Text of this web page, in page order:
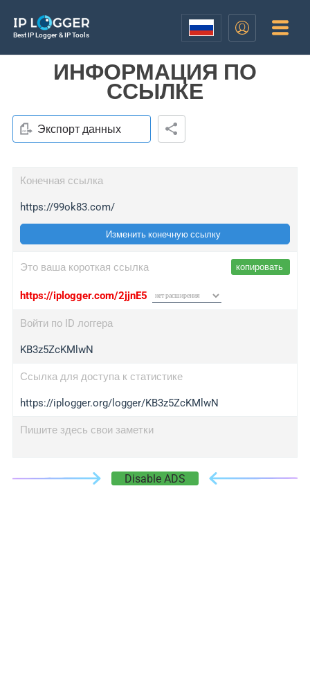
Best IP Logger & IP Tools
ИНФОРМАЦИЯ ПО
ССЫЛКЕ
Экспорт данных
Конечная ссылка
https://99ok83.com/
Изменить конечную ссылку
Это ваша короткая ссылка копировать
https://iplogger.com/2jjnE5
Войти по ID логгера
KB3z5ZcKMlwN
Ссылка для доступа к статистике
https://iplogger.org/logger/KB3z5ZcKMlwN
Пишите здесь свои заметки
Disable ADS